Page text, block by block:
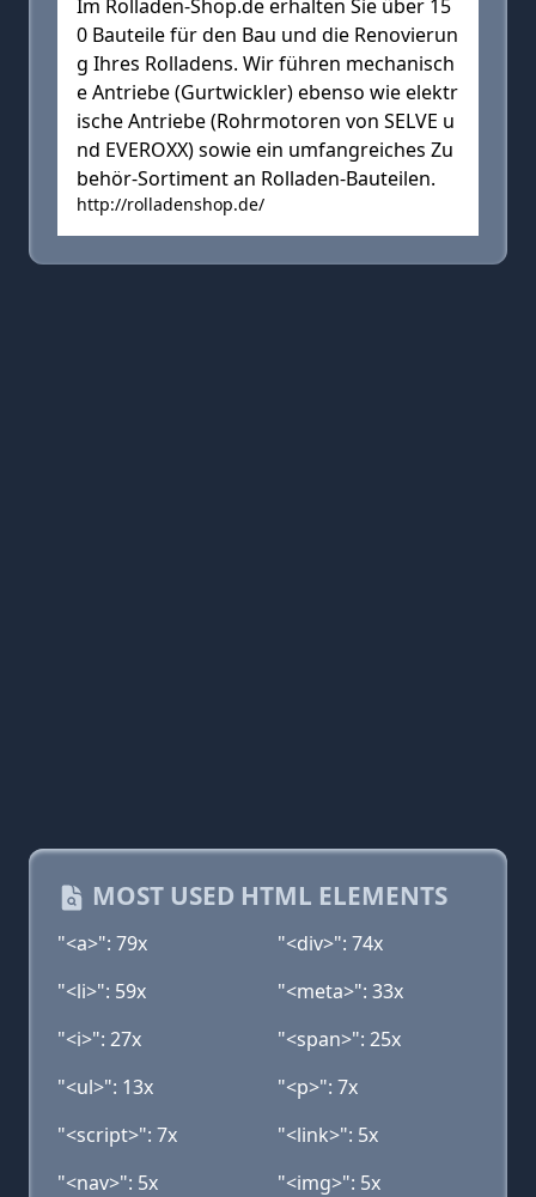
Im Rolladen-Shop.de erhalten Sie über 15
0 Bauteile für den Bau und die Renovierun
g Ihres Rolladens. Wir führen mechanisch
e Antriebe (Gurtwickler) ebenso wie elektr
ische Antriebe (Rohrmotoren von SELVE u
nd EVEROXX) sowie ein umfangreiches Zu
behör-Sortiment an Rolladen-Bauteilen.
http://rolladenshop.de/
MOST USED HTML ELEMENTS
"<a>": 79x
"<div>": 74x
"<li>": 59x
"<meta>": 33x
"<i>": 27x
"<span>": 25x
"<ul>": 13x
"<p>": 7x
"<script>": 7x
"<link>": 5x
"<nav>": 5x
"<img>": 5x